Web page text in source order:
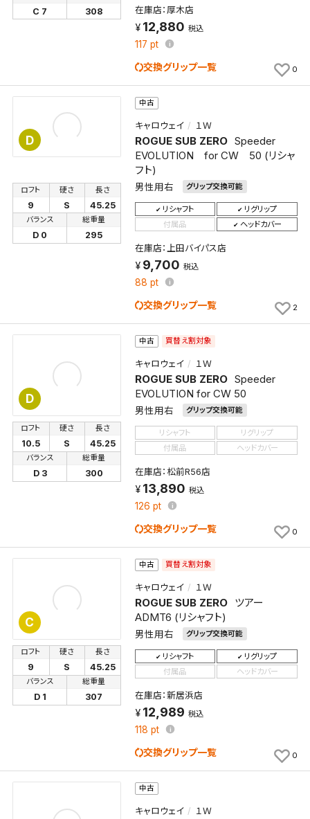
C 7 308 在庫店：厚木店
12,880 税込
117 pt
交換グリップ一覧 0
D
中古
キャロウェイ １Ｗ
ROGUE SUB ZERO Speeder
EVOLUTION for CW 50 (リシャ
フト)
男性用右 グリップ交換可能
ロフト
9
硬さ
S
長さ
45.25
バランス
D 0
総重量
295
リシャフト
リグリップ
付属品
ヘッドカバー
在庫店：上田バイパス店
9,700 税込
88 pt
交換グリップ一覧 2
D
中古 買替え割対象
キャロウェイ １Ｗ
ROGUE SUB ZERO Speeder
EVOLUTION for CW 50
男性用右 グリップ交換可能
ロフト
10.5
硬さ
S
長さ
45.25
バランス
D 3
総重量
300
リシャフト
リグリップ
付属品
ヘッドカバー
在庫店：松前R56店
13,890 税込
126 pt
交換グリップ一覧 0
C
中古 買替え割対象
キャロウェイ １Ｗ
ROGUE SUB ZERO
ツアー
ADMT6 (リシャフト)
男性用右 グリップ交換可能
ロフト
9
硬さ
S
長さ
45.25
バランス
D 1
総重量
307
リシャフト
リグリップ
付属品
ヘッドカバー
在庫店：新居浜店
12,989 税込
118 pt
交換グリップ一覧 0
中古
キャロウェイ １Ｗ
新着通知
新着通知を「する」にすると、この条件に一致する商品
「お知らせ」で通知します。
保存された検索条件は変更できません。
条件を変更したい場合は、マイページの「保存検索条
件一覧」から画面を表示し、条件を変更の上、保存し直
保存する
キャンセル
検索条件を保存しました。
これまで保存した検索条件は、マイページの「保存検
索条件一覧」で確認できます。